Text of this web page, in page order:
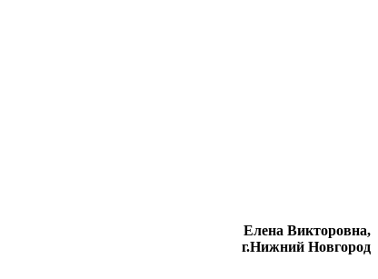
Елена Викторовна,
г.Нижний Новгород